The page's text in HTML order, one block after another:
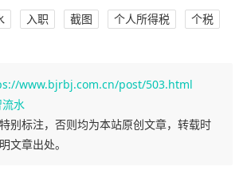
入职 截图 个人所得税
个税
www.bjrbj.com.cn/post/503.html
水
别标注，否则均为本站原创文章，转载时
文章出处。